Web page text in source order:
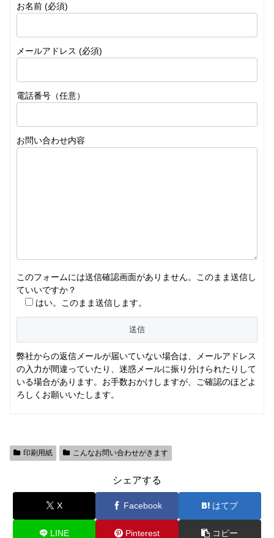
お名前 (必須)
メールアドレス (必須)
電話番号（任意）
お問い合わせ内容
このフォームには送信確認画面がありません。このまま送信し
ていいですか？
はい。このまま送信します。
弊社からの返信メールが届いていない場合は、メールアドレス
の入力が間違っていたり、迷惑メールに振り分けられたりして
いる場合があります。お手数おかけしますが、ご確認のほどよ
ろしくお願いいたします。
印刷用紙 こんなお問い合わせがきます
シェアする
X Facebook はてブ
LINE Pinterest コピー